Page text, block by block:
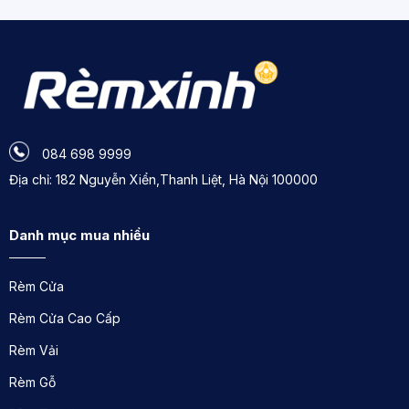
theo kích thước cửa sổ cụ thể của khách hàng,
đảm bảo sự vừa vặn và hài hòa với không gian.
084 698 9999
Địa chỉ: 182 Nguyễn Xiển,Thanh Liệt, Hà Nội 100000
Danh mục mua nhiều
Rèm Cửa
Rèm Cửa Cao Cấp
Rèm Vải
Rèm Gỗ